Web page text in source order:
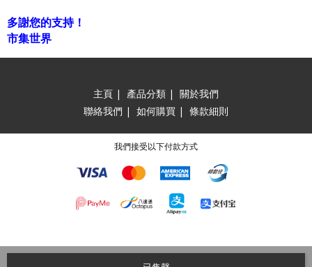
多謝您的支持！
市集世界
主頁 | 產品分類 | 關於我們
聯絡我們 | 如何購買 | 條款細則
我們接受以下付款方式